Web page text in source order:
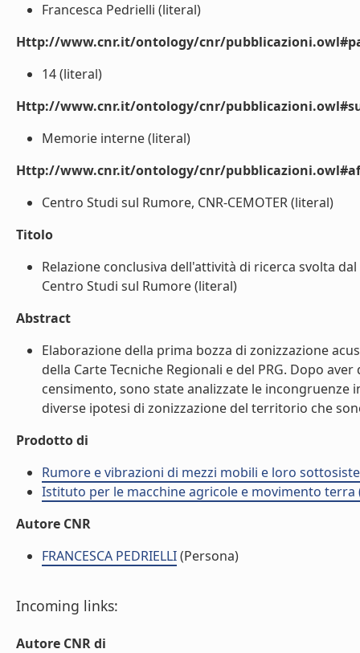
Francesca Pedrielli (literal)
Http://www.cnr.it/ontology/cnr/
14 (literal)
Http://www.cnr.it/ontology/cnr/
Memorie interne (literal)
Http://www.cnr.it/ontology/cnr/
Centro Studi sul Rumore, CNR-CEMOTER (literal)
Titolo
Relazione conclusiva dell'attività di ricerca svolta
Centro Studi sul Rumore (literal)
Abstract
Elaborazione della prima bozza di zonizzazione
della Carte Tecniche Regionali e del PRG. Dopo
censimento, sono state analizzate le
diverse ipotesi di zonizzazione del territorio che
Prodotto di
Rumore e vibrazioni di mezzi mobili e loro
Istituto per le macchine agricole e movimento terra
Autore CNR
FRANCESCA PEDRIELLI(Persona)
Incoming links:
Autore CNR di